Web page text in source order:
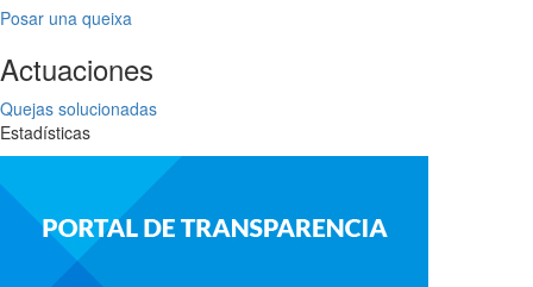
Posar una queixa
Actuaciones
Quejas solucionadas
Estadísticas